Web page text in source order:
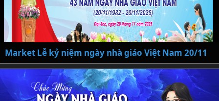
Market Lễ kỷ niệm ngày nhà giáo Việt Nam 20/11